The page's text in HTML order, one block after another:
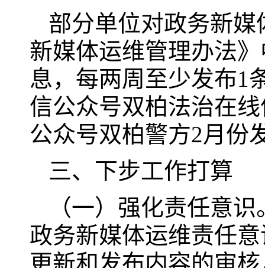
部分单位对政务新
新媒体运维管理办法
息，每两周至少发布1
信公众号双柏法治在
公众号双柏警方2月份
三、下步工作打算
（一）强化责任意
政务新媒体运维责任